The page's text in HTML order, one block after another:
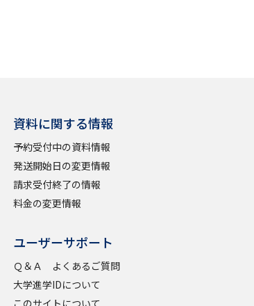
資料に関する情報
予約受付中の資料情報
発送開始日の変更情報
請求受付終了の情報
料金の変更情報
ユーザーサポート
Ｑ＆Ａ よくあるご質問
大学進学IDについて
このサイトについて